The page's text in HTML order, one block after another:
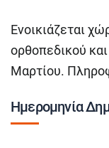
Ενοικιάζεται
ορθοπεδικού
Μαρτίου.
Ημερομηνία